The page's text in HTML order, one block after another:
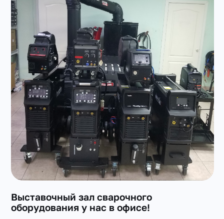
Выставочный зал сварочного
оборудования у нас в офисе!